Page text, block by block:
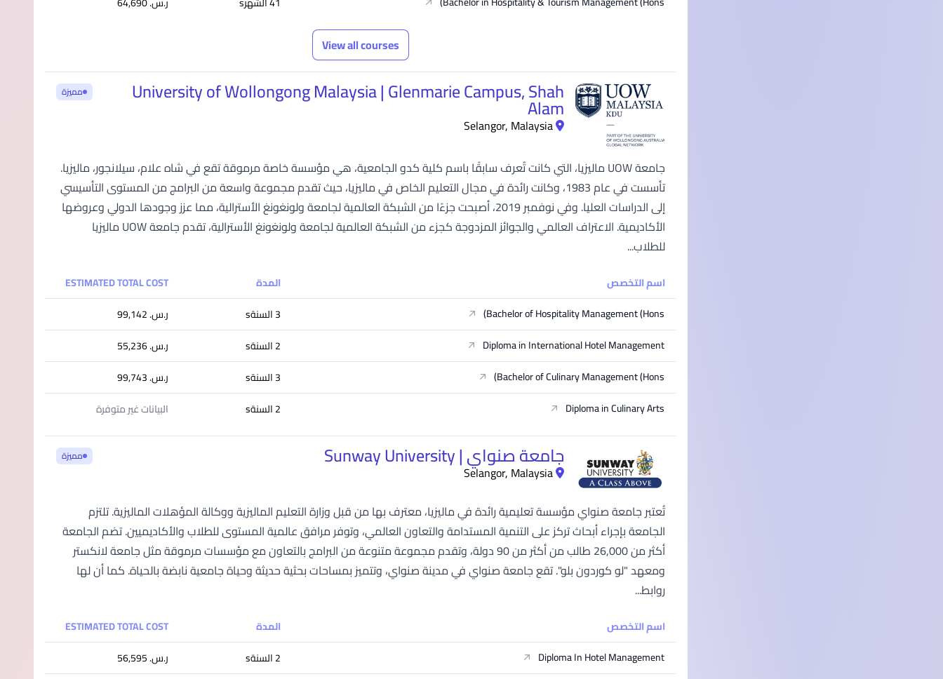
View all courses
University of Wollongong Malaysia | Glenmarie Campus, Shah
Alam
مميزة
Selangor, Malaysia
جامعة UOW ماليزيا، التي كانت تُعرف سابقًا باسم كلية كدو الجامعية، هي مؤسسة خاصة مرموقة تقع في شاه علام، سيلانجور، ماليزيا.
تأسست في عام 1983، وكانت رائدة في مجال التعليم الخاص في ماليزيا، حيث تقدم مجموعة واسعة من البرامج من المستوى التأسيسي
إلى الدراسات العليا. وفي نوفمبر 2019، أصبحت جزءًا من الشبكة العالمية لجامعة ولونغونغ الأسترالية، مما عزز وجودها الدولي وعروضها
الأكاديمية. الاعتراف العالمي والجوائز المزدوجة كجزء من الشبكة العالمية لجامعة ولونغونغ الأسترالية، تقدم جامعة UOW ماليزيا
للطلاب...
اسم التخصص المدة
ESTIMATED TOTAL COST
Bachelor of Hospitality Management (Hons)
3 السنةs
ر.س.‏ 99,142
Diploma in International Hotel Management
2 السنةs
ر.س.‏ 55,236
Bachelor of Culinary Management (Hons)
3 السنةs
ر.س.‏ 99,743
Diploma in Culinary Arts
2 السنةs البيانات غير متوفرة
جامعة صنواي | Sunway University مميزة
Selangor, Malaysia
تُعتبر جامعة صنواي مؤسسة تعليمية رائدة في ماليزيا، معترف بها من قبل وزارة التعليم الماليزية ووكالة المؤهلات الماليزية. تلتزم
الجامعة بإجراء أبحاث تركز على التنمية المستدامة والتعاون العالمي، وتوفر مرافق عالمية المستوى للطلاب والأكاديميين. تضم الجامعة
أكثر من 26,000 طالب من أكثر من 90 دولة، وتقدم مجموعة متنوعة من البرامج بالتعاون مع مؤسسات مرموقة مثل جامعة لانكستر
ومعهد "لو كوردون بلو". تقع جامعة صنواي في مدينة صنواي، وتتميز بمساحات بحثية حديثة وحياة جامعية نابضة بالحياة. كما أن لها
روابط...
اسم التخصص المدة
ESTIMATED TOTAL COST
Diploma In Hotel Management
2 السنةs
ر.س.‏ 56,595